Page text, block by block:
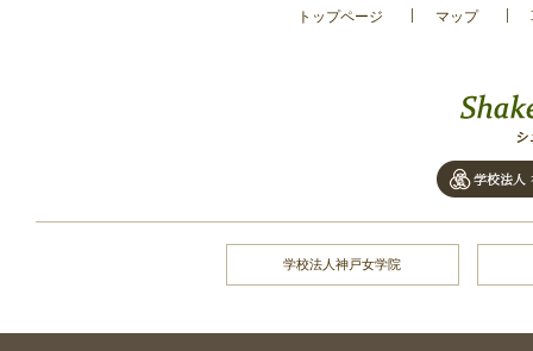
トップページ マップ
学校法人神戸女学院